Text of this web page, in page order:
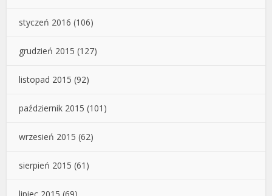
styczeń 2016 (106)
grudzień 2015 (127)
listopad 2015 (92)
październik 2015 (101)
wrzesień 2015 (62)
sierpień 2015 (61)